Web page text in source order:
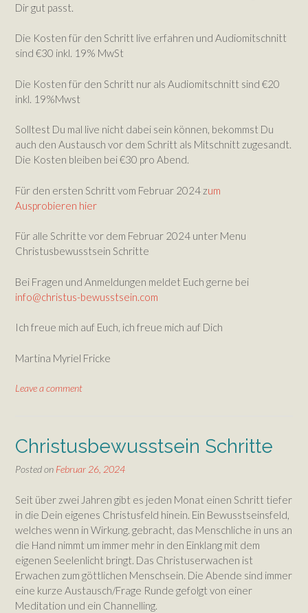
Dir gut passt.
Die Kosten für den Schritt live erfahren und Audiomitschnitt
sind €30 inkl. 19% MwSt
Die Kosten für den Schritt nur als Audiomitschnitt sind €20
inkl. 19%Mwst
Solltest Du mal live nicht dabei sein können, bekommst Du
auch den Austausch vor dem Schritt als Mitschnitt zugesandt.
Die Kosten bleiben bei €30 pro Abend.
Für den ersten Schritt vom Februar 2024 zum
Ausprobieren hier
Für alle Schritte vor dem Februar 2024 unter Menu
Christusbewusstsein Schritte
Bei Fragen und Anmeldungen meldet Euch gerne bei
info@christus-bewusstsein.com
Ich freue mich auf Euch, ich freue mich auf Dich
Martina Myriel Fricke
Leave a comment
Christusbewusstsein Schritte
Posted on Februar 26, 2024
Seit über zwei Jahren gibt es jeden Monat einen Schritt tiefer
in die Dein eigenes Christusfeld hinein. Ein Bewusstseinsfeld,
welches wenn in Wirkung. gebracht, das Menschliche in uns an
die Hand nimmt um immer mehr in den Einklang mit dem
eigenen Seelenlicht bringt. Das Christuserwachen ist
Erwachen zum göttlichen Menschsein. Die Abende sind immer
eine kurze Austausch/Frage Runde gefolgt von einer
Meditation und ein Channelling.